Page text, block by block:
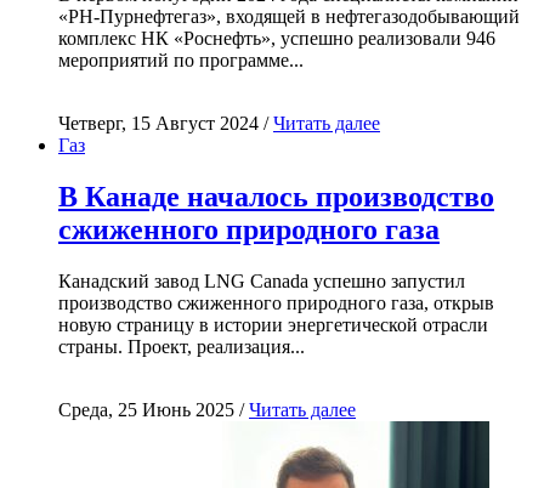
«РН-Пурнефтегаз», входящей в нефтегазодобывающий
комплекс НК «Роснефть», успешно реализовали 946
мероприятий по программе...
Четверг, 15 Август 2024 /Читать далее
Газ
В Канаде началось производство
сжиженного природного газа
Канадский завод LNG Canada успешно запустил
производство сжиженного природного газа, открыв
новую страницу в истории энергетической отрасли
страны. Проект, реализация...
Среда, 25 Июнь 2025 /Читать далее